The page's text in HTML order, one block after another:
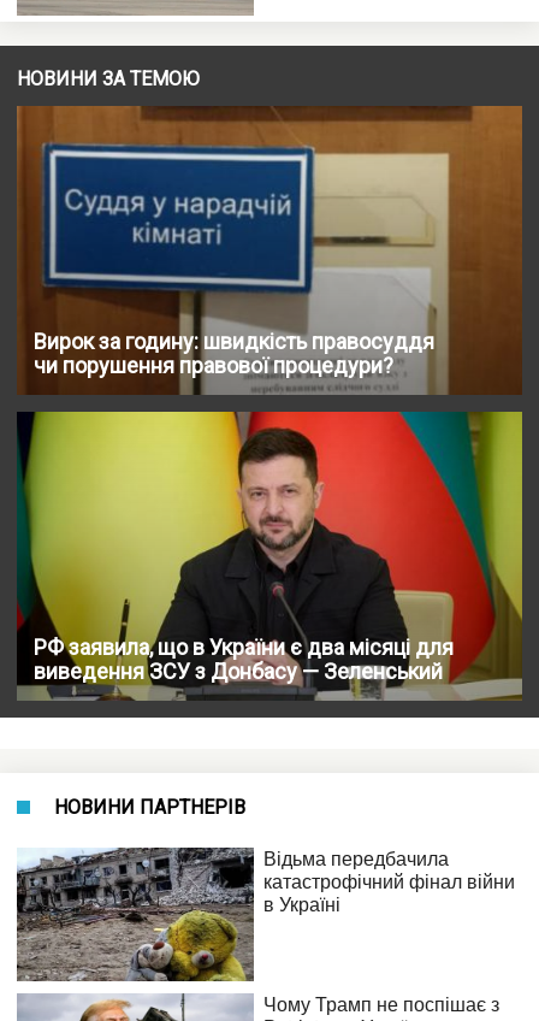
НОВИНИ ЗА ТЕМОЮ
Вирок за годину: швидкість правосуддя
чи порушення правової процедури?
РФ заявила, що в України є два місяці для
виведення ЗСУ з Донбасу — Зеленський
НОВИНИ ПАРТНЕРІВ